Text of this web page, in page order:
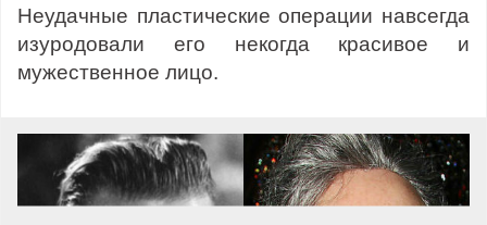
Неудачные пластические операции навсегда
изуродовали его некогда красивое и
мужественное лицо.